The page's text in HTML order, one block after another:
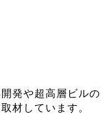
発や超高層ビルの
材しています。